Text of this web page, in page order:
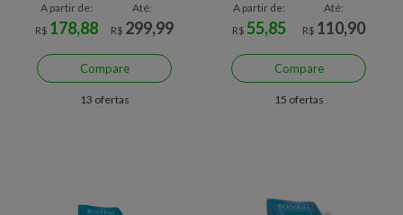
A partir de:
R$ 178,88
Até:
R$ 299,99
Compare
13 ofertas
A partir de:
R$ 55,85
Até:
R$ 110,90
Compare
15 ofertas